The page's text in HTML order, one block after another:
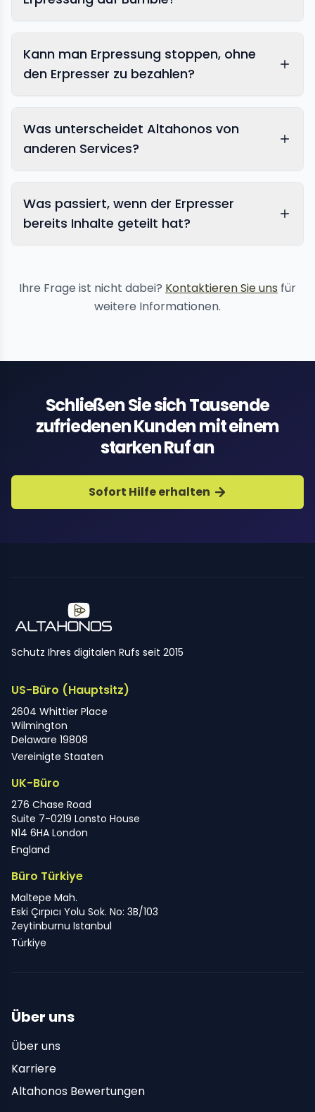
Kann man Erpressung stoppen, ohne
den Erpresser zu bezahlen?
Was unterscheidet Altahonos von
anderen Services?
Was passiert, wenn der Erpresser
bereits Inhalte geteilt hat?
Ihre Frage ist nicht dabei? Kontaktieren Sie uns für
weitere Informationen.
Schließen Sie sich Tausende
zufriedenen Kunden mit einem
starken Ruf an
Sofort Hilfe erhalten
Schutz Ihres digitalen Rufs seit 2015
US-Büro (Hauptsitz)
2604 Whittier Place
Wilmington
Delaware 19808
Vereinigte Staaten
UK-Büro
276 Chase Road
Suite 7-0219 Lonsto House
N14 6HA London
England
Büro Türkiye
Maltepe Mah.
Eski Çırpıcı Yolu Sok. No: 3B/103
Zeytinburnu Istanbul
Türkiye
Über uns
Über uns
Karriere
Altahonos Bewertungen